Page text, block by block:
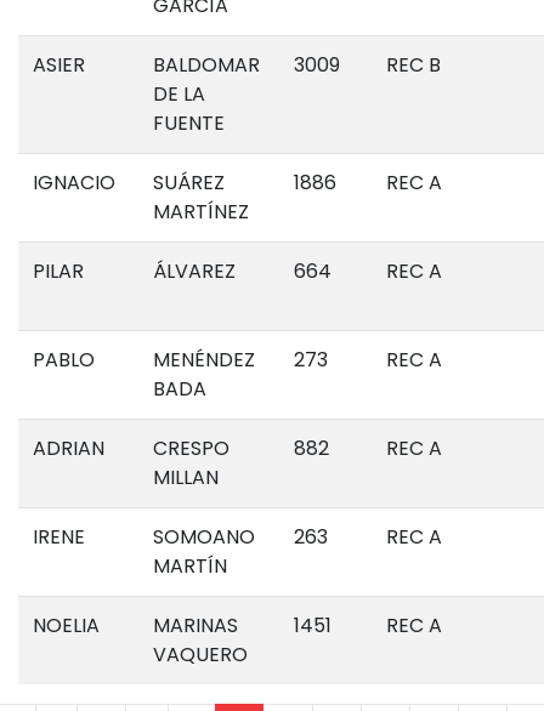
ASIER
BALDOMAR
DE LA
FUENTE
3009 REC B
IGNACIO
SUÁREZ
MARTÍNEZ
1886 REC A
PILAR ÁLVAREZ 664 REC A
PABLO
MENÉNDEZ
BADA
273 REC A
ADRIAN
CRESPO
MILLAN
882 REC A
IRENE
SOMOANO
MARTÍN
263 REC A
NOELIA
MARINAS
VAQUERO
1451 REC A